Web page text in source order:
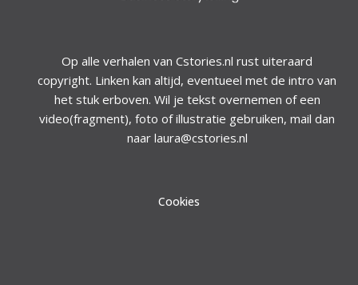
Op alle verhalen van Cstories.nl rust uiteraard
copyright. Linken kan altijd, eventueel met de intro van
het stuk erboven. Wil je tekst overnemen of een
video(fragment), foto of illustratie gebruiken, mail dan
naar laura@cstories.nl
Cookies